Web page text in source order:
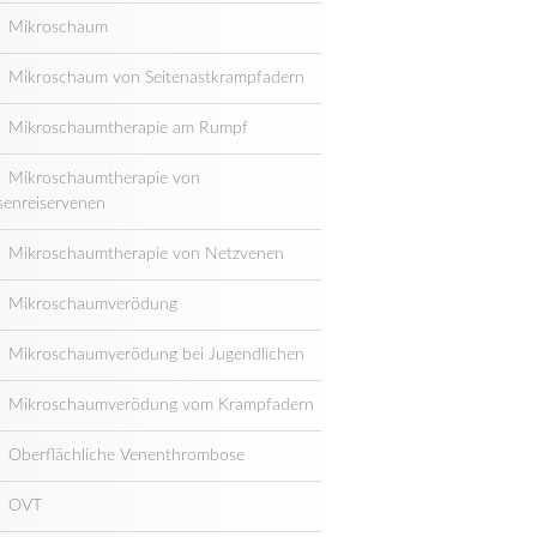
Mikroschaum
Mikroschaum von Seitenastkrampfadern
Mikroschaumtherapie am Rumpf
Mikroschaumtherapie von
Mikroschaumtherapie von Netzvenen
Mikroschaumverödung
Mikroschaumverödung bei Jugendlichen
Mikroschaumverödung vom Krampfadern
Oberflächliche Venenthrombose
OVT